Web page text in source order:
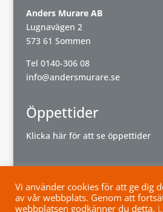
Anders Murare AB
Lugnavägen 2
573 61 Sommen
Tel 0140-306 08
info@andersmurare.se
Öppettider
Klicka här för att se öppettider
Powered byWisest
Vi använder cookies för att ge dig
av vår webbplats. Genom att
webbplatsen godkänner du detta.